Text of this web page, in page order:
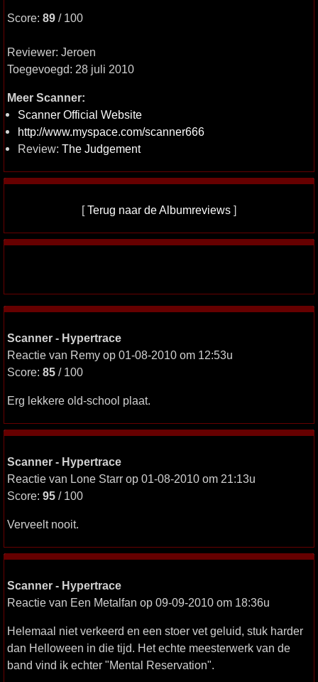
Score: 89 / 100
Reviewer: Jeroen
Toegevoegd: 28 juli 2010
Meer Scanner:
Scanner Official Website
http://www.myspace.com/scanner666
Review: The Judgement
[Terug naar de Albumreviews ]
Scanner - Hypertrace
Reactie van Remy op 01-08-2010 om 12:53u
Score: 85 / 100
Erg lekkere old-school plaat.
Scanner - Hypertrace
Reactie van Lone Starr op 01-08-2010 om 21:13u
Score: 95 / 100
Verveelt nooit.
Scanner - Hypertrace
Reactie van Een Metalfan op 09-09-2010 om 18:36u
Helemaal niet verkeerd en een stoer vet geluid, stuk harder
dan Helloween in die tijd. Het echte meesterwerk van de
band vind ik echter "Mental Reservation".